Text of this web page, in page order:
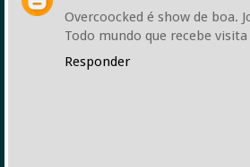
Overcoocked é show de boa.
Todo mundo que recebe
Responder